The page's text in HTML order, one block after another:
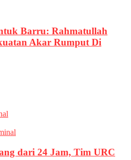
Barru: Rahmatullah
Akar Rumput Di
dari 24 Jam, Tim URC